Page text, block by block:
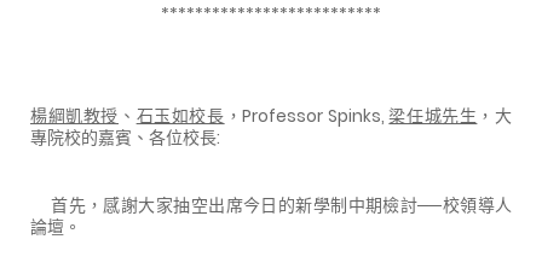
**************************
楊綱凱教授 、 石玉如校長 ，Professor Spinks,梁任城先生 ，大
專院校的嘉賓、各位校長:
首先，感謝大家抽空出席今日的新學制中期檢討──校領導人
論壇。